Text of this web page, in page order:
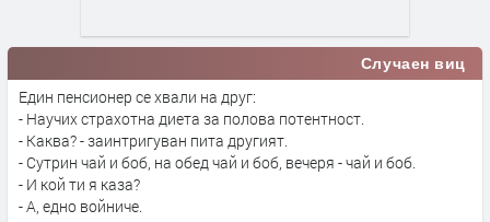
Случаен виц
Един пенсионер се хвали на друг:
- Научих страхотна диета за полова потентност.
- Каква? - заинтригуван пита другият.
- Сутрин чай и боб, на обед чай и боб, вечеря - чай и боб.
- И кой ти я каза?
- А, едно войниче.